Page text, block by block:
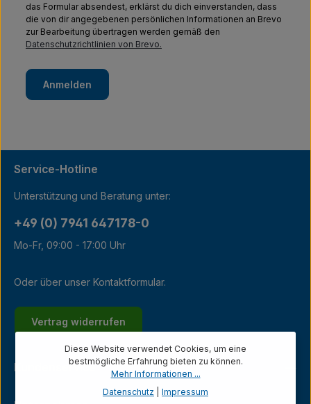
das Formular absendest, erklärst du dich einverstanden, dass
die von dir angegebenen persönlichen Informationen an Brevo
zur Bearbeitung übertragen werden gemäß den
Datenschutzrichtlinien von Brevo.
Anmelden
Service-Hotline
Unterstützung und Beratung unter:
+49 (0) 7941 647178-0
Mo-Fr, 09:00 - 17:00 Uhr
Oder über unser Kontaktformular.
Vertrag widerrufen
Kundenservice
Diese Website verwendet Cookies, um eine
bestmögliche Erfahrung bieten zu können.
Mehr Informationen ...
Datenschutz
Impressum